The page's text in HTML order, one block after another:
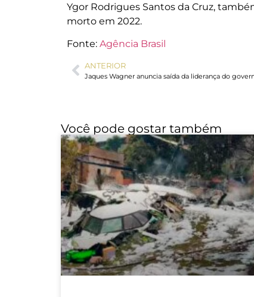
Ygor Rodrigues Santos da Cruz,
morto em 2022.
Fonte: Agência Brasil
ANTERIOR
Jaques Wagner anuncia saída da liderança do
Você pode gostar também